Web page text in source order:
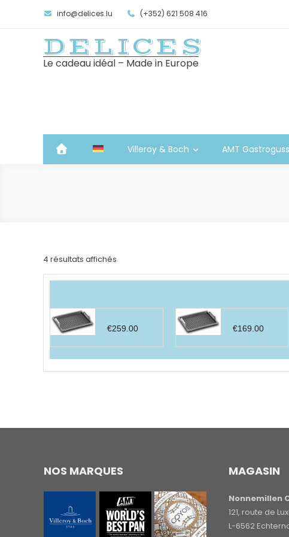
info@delices.lu (+352) 621 508 416
DELICES
Le cadeau idéal – Made in Europe
Villeroy & Boch AMT Gastroguss
4 résultats affichés
par
€259.00 €169.00
NOS MARQUES MAGASIN
Nonnemillen
121, route de
L-6562